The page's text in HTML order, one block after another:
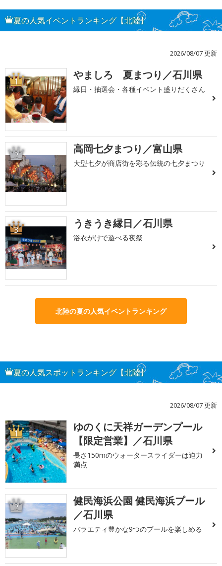
夏の人気イベントランキング【北陸】
2026/08/07 更新
1 やましろ 夏まつり／石川県
縁日・抽選会・各種イベント盛りだくさん
2 高岡七夕まつり／富山県
大型七夕が商店街を彩る伝統の七夕まつり
3 うきうき縁日／石川県
浴衣がけで遊べる夜祭
北陸の夏の人気イベントランキング
夏の人気スポットランキング【北陸】
2026/08/07 更新
1
ゆのくに天祥ガーデンプール
【限定営業】／石川県
長さ150mのウォータースライダーは迫力
満点
2
健民海浜公園 健民海浜プール
／石川県
バラエティ豊かな9つのプールを楽しめる